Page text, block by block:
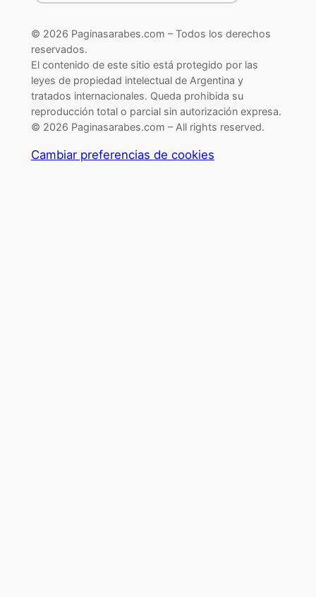
© 2026 Paginasarabes.com – Todos los derechos
reservados.
El contenido de este sitio está protegido por las
leyes de propiedad intelectual de Argentina y
tratados internacionales. Queda prohibida su
reproducción total o parcial sin autorización expresa.
© 2026 Paginasarabes.com – All rights reserved.
Cambiar preferencias de cookies